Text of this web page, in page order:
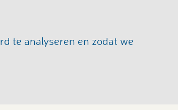
te analyseren en zodat we